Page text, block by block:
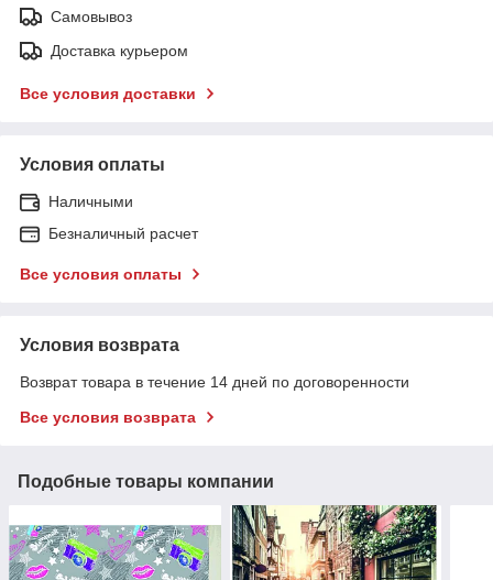
Самовывоз
Доставка курьером
Все условия доставки
Условия оплаты
Наличными
Безналичный расчет
Все условия оплаты
Условия возврата
Возврат товара в течение 14 дней по договоренности
Все условия возврата
Подобные товары компании